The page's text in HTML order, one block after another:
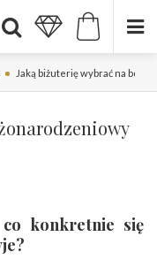
Jaką biżuterię wybrać na
konkretnie się